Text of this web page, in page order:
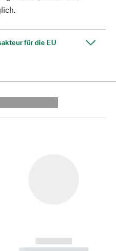
für die EU
------------